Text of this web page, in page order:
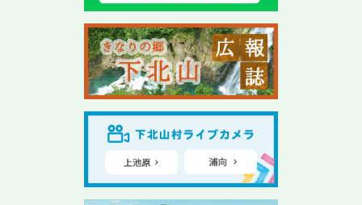
2026年07月15日
【公募型プロポーザル】プロモーション動画制作・放
映業務について
入札契約
2026年07月08日
道の駅「きなりの郷 下北山」開駅式を執り行いまし